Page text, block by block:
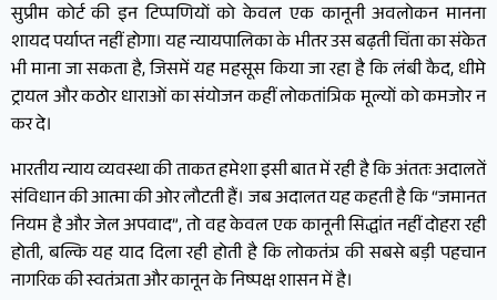
सुप्रीम कोर्ट की इन टिप्पणियों को केवल एक कानूनी अवलोकन मानना
शायद पर्याप्त नहीं होगा। यह न्यायपालिका के भीतर उस बढ़ती चिंता का संकेत
भी माना जा सकता है, जिसमें यह महसूस किया जा रहा है कि लंबी कैद, धीमे
ट्रायल और कठोर धाराओं का संयोजन कहीं लोकतांत्रिक मूल्यों को कमजोर न
कर दे।
भारतीय न्याय व्यवस्था की ताकत हमेशा इसी बात में रही है कि अंततः अदालतें
संविधान की आत्मा की ओर लौटती हैं। जब अदालत यह कहती है कि “जमानत
नियम है और जेल अपवाद”, तो वह केवल एक कानूनी सिद्धांत नहीं दोहरा रही
होती, बल्कि यह याद दिला रही होती है कि लोकतंत्र की सबसे बड़ी पहचान
नागरिक की स्वतंत्रता और कानून के निष्पक्ष शासन में है।